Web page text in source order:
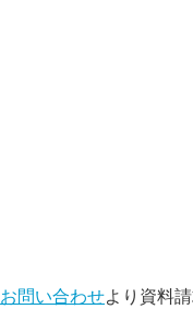
お問い合わせより資料